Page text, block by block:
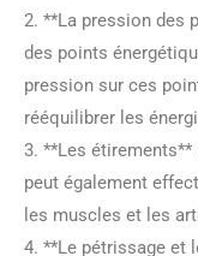
2. **La pression des
des points
pression sur ces
rééquilibrer les
3. **Les étirements**
peut également
les muscles et les
4. **Le pétrissage et